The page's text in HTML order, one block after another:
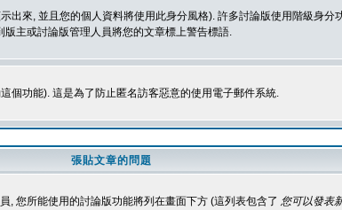
來, 並且您的個人資料將使用此身分風格). 許多討論版使用階級身
主或討論版管理人員將您的文章標上警告標語.
個功能). 這是為了防止匿名訪客惡意的使用電子郵件系統.
張貼文章的問題
, 您所能使用的討論版功能將列在畫面下方 (這列表包含了 您可以發表